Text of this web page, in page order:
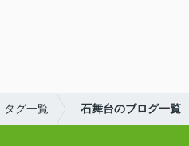
タグ一覧 石舞台のブログ一覧